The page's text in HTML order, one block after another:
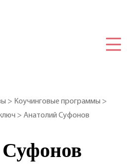
> Коучинговые программы >
> Анатолий Суфонов